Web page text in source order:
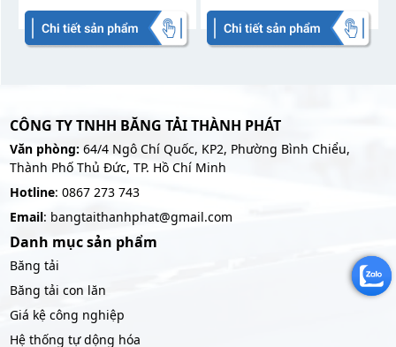
CÔNG TY TNHH BĂNG TẢI THÀNH PHÁT
Văn phòng:64/4 Ngô Chí Quốc, KP2, Phường Bình Chiểu,
Thành Phố Thủ Đức, TP. Hồ Chí Minh
Hotline: 0867 273 743
Email: bangtaithanhphat@gmail.com
Danh mục sản phẩm
Băng tải
Băng tải con lăn
Giá kệ công nghiệp
Hệ thống tự dộng hóa